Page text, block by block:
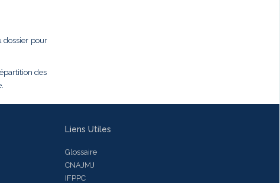
dossier pour
des
Liens Utiles
Glossaire
CNAJMJ
IFPPC